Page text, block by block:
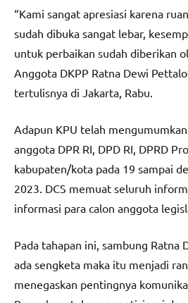
“Kami sangat apresiasi karena
sudah dibuka sangat lebar,
untuk perbaikan sudah diberikan
Anggota DKPP Ratna Dewi
tertulisnya di Jakarta, Rabu.
Adapun KPU telah mengumumkan
anggota DPR RI, DPD RI, DPRD
kabupaten/kota pada 19 sampai
2023. DCS memuat seluruh
informasi para calon anggota
Pada tahapan ini, sambung Ratna
ada sengketa maka itu menjadi
menegaskan pentingnya